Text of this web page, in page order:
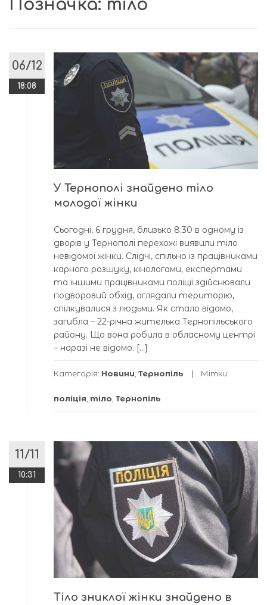
Позначка: тіло
06/12
18:08
У Тернополі знайдено тіло
молодої жінки
Сьогодні, 6 грудня, близько 8:30 в одному із
дворів у Тернополі перехожі виявили тіло
невідомої жінки. Слідчі, спільно із працівниками
карного розшуку, кінологами, експертами
та іншими працівниками поліції здійснювали
подворовий обхід, оглядали територію,
спілкувалися з людьми. Як стало відомо,
загибла – 22-річна жителька Тернопільського
району. Що вона робила в обласному центрі
– наразі не відомо. […]
Категорія: Новини Тернопіль Мітки:
поліція тіло Тернопіль
11/11
10:31
Тіло зниклої жінки знайдено в